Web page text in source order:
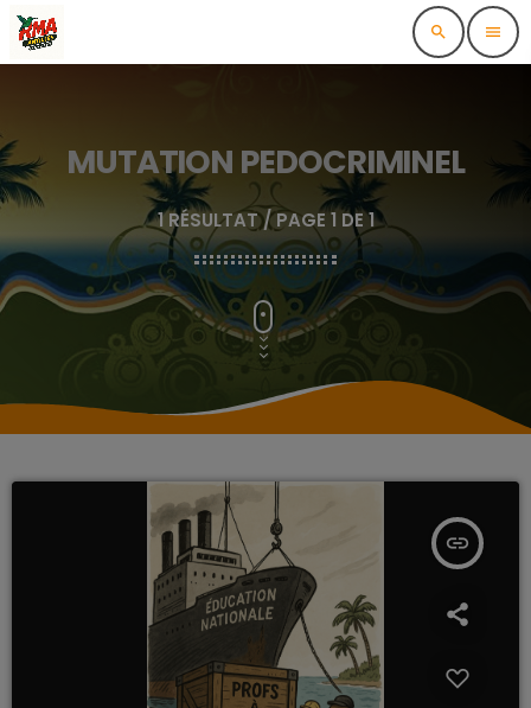
search menu
MUTATION PEDOCRIMINEL
1 RÉSULTAT / PAGE 1 DE 1
insert_link